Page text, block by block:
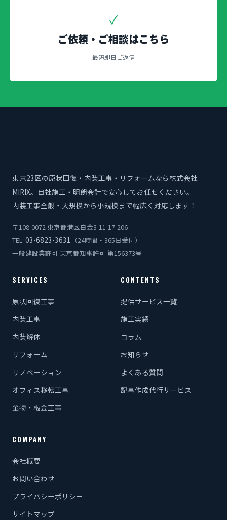
✓
ご依頼・ご相談はこちら
最短即日ご返信
東京23区の原状回復・内装工事・リフォームなら株式会社
MIRIX。自社施工・明朗会計で安心してお任せください。
内装工事全般・大規模から小規模まで幅広く対応します！
〒108-0072 東京都港区白金3-11-17-206
TEL: 03-6823-3631 （24時間・365日受付）
一般建設業許可 東京都知事許可 第156373号
SERVICES
原状回復工事
内装工事
内装解体
リフォーム
リノベーション
オフィス移転工事
金物・板金工事
CONTENTS
提供サービス一覧
施工実績
コラム
お知らせ
よくある質問
記事作成代行サービス
COMPANY
会社概要
お問い合わせ
プライバシーポリシー
サイトマップ